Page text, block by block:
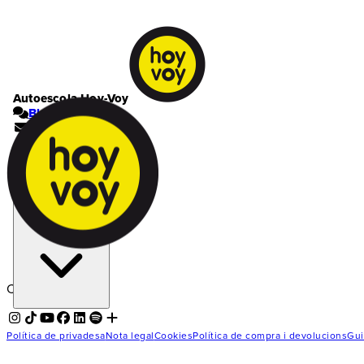
Autoescola Hoy-Voy
Blog
Contacte
El meu compte
Cistella | 0
Ets a l'autoescola
Carregant...
Política de privadesaNota legalCookiesPolítica de compra i devolucions